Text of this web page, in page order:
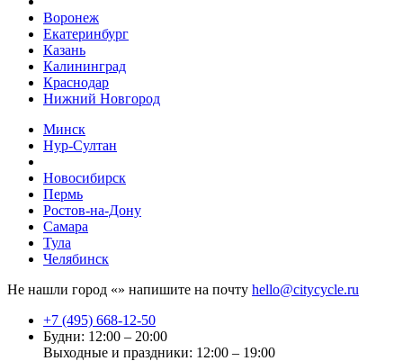
Воронеж
Екатеринбург
Казань
Калининград
Краснодар
Нижний Новгород
Минск
Нур-Султан
Новосибирск
Пермь
Ростов-на-Дону
Самара
Тула
Челябинск
Не нашли город «» напишите на почту hello@citycycle.ru
+7 (495) 668-12-50
Будни: 12:00 – 20:00
Выходные и праздники: 12:00 – 19:00